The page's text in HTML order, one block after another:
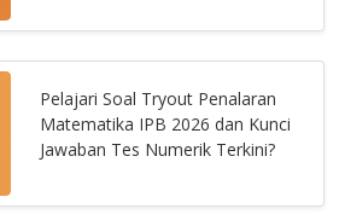
Pelajari Soal Tryout Penalaran
Matematika IPB 2026 dan Kunci
Jawaban Tes Numerik Terkini?